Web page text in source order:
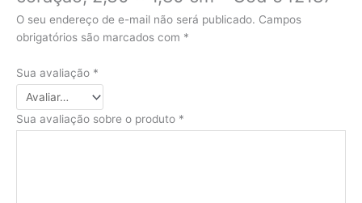
O seu endereço de e-mail não será publicado. Campos
obrigatórios são marcados com *
Sua avaliação *
Sua avaliação sobre o produto *